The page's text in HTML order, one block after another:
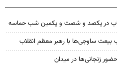
در یکصد و شصت و یکمین شب حماسه
ساوجی‌ها با رهبر معظم انقلاب
زنجانی‌ها در میدان